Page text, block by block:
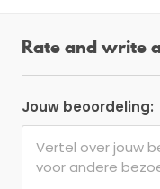
Rate and write
Jouw beoordeling: